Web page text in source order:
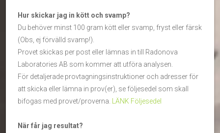
Hur skickar jag in kött och svamp?
Du behöver minst 100 gram kött eller svamp, fryst eller färsk
(Obs, ej förvälld svamp!).
Provet skickas per post eller lämnas in till Radonova
Laboratories AB som kommer att utföra analysen.
För detaljerade provtagningsinstruktioner och adresser för
att skicka eller lämna in prov(er), se följesedel som skall
bifogas med provet/proverna.
LÄNK Följesedel
När får jag resultat?